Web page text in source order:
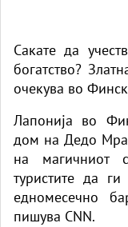
Сакате да
богатство?
очекува во
Лапонија во
дом на Дедо
на магичниот
туристите да
едномесечно
пишува CNN.